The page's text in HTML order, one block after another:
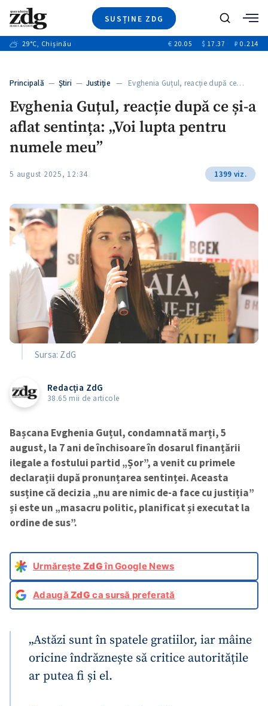
SUSȚINE ZDG
Ştiri
+6
Video
Special
+1
+1+2
Caută
29°C, Chișinău € 20.05 $ 17.37 ₽ 0.214
Principală — Ştiri — Justiție— Evghenia Guțul, reacție după ce…
Evghenia Guțul, reacție după ce și-a
aflat sentința: „Voi lupta pentru
numele meu”
5 august 2025, 12:34 1399 viz.
Sursa: ZdG
Redacția ZdG
38.65 mii de articole
Bașcana Evghenia Guțul, condamnată marți, 5
august, la 7 ani de închisoare în dosarul finanțării
ilegale a fostului partid „Șor”, a venit cu primele
declarații după pronunțarea sentinței. Aceasta
susține că decizia „nu are nimic de-a face cu justiția”
și este un „masacru politic, planificat și executat la
ordine de sus”.
Urmărește ZdGîn Google News
AdaugăZdG ca sursă preferată
„Astăzi sunt în spatele gratiilor, iar mâine
oricine îndrăznește să critice autoritățile
ar putea fi și el.